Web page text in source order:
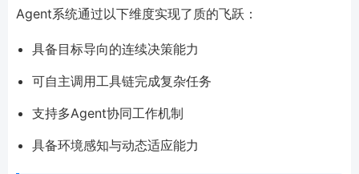
Agent系统通过以下维度实现了质的飞跃：
具备目标导向的连续决策能力
可自主调用工具链完成复杂任务
支持多Agent协同工作机制
具备环境感知与动态适应能力